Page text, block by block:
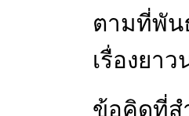
ตามที่พัน
เรื่องยา
ข้อคิดที่ส